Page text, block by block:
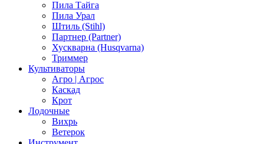
Пила Тайга
Пила Урал
Штиль (Stihl)
Партнер (Partner)
Хускварна (Husqvarna)
Триммер
Культиваторы
Агро | Агрос
Каскад
Крот
Лодочные
Вихрь
Ветерок